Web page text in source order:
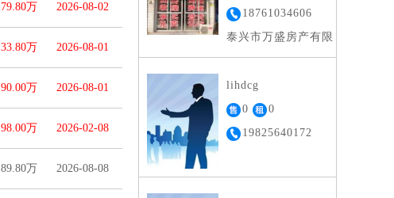
79.80万 2026-08-02
33.80万 2026-08-01
90.00万 2026-08-01
98.00万 2026-02-08
89.80万 2026-08-08
18761034606
泰兴市万盛房产有限
公司
lihdcg
0
0
19825640172